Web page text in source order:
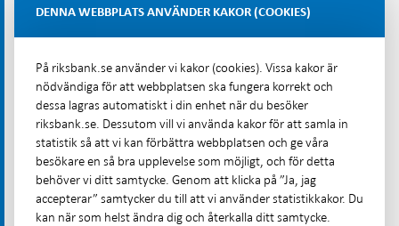
hur företag ska rapportera klimatrelaterad
[35]
ska vara förenlig med IFRS finansiella
redovisningsstandard. I dagsläget är alla
börsnoterade bolag inom EU skyldiga att tillämpa
IFRS redovisningsstandarder, andra kan göra det
frivilligt. IFRS Foundation arbetar för tillfället med
att utveckla en harmoniserad global
hållbarhetsstandard. Det betyder att man vill uppnå
DENNA WEBBPLATS ANVÄNDER KAKOR (COOKIES)
På riksbank.se använder vi kakor (cookies). Vissa kakor är
nödvändiga för att webbplatsen ska fungera korrekt och
dessa lagras automatiskt i din enhet när du besöker
riksbank.se. Dessutom vill vi använda kakor för att samla in
statistik så att vi kan förbättra webbplatsen och ge våra
besökare en så bra upplevelse som möjligt, och för detta
behöver vi ditt samtycke. Genom att klicka på ”Ja, jag
accepterar” samtycker du till att vi använder statistikkakor. Du
kan när som helst ändra dig och återkalla ditt samtycke.